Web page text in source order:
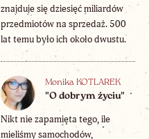
znajduje się dziesięć miliardów
przedmiotów na sprzedaż. 500
lat temu było ich około dwustu.
Monika KOTLAREK
"O dobrym życiu"
Nikt nie zapamięta tego, ile
mieliśmy samochodów,